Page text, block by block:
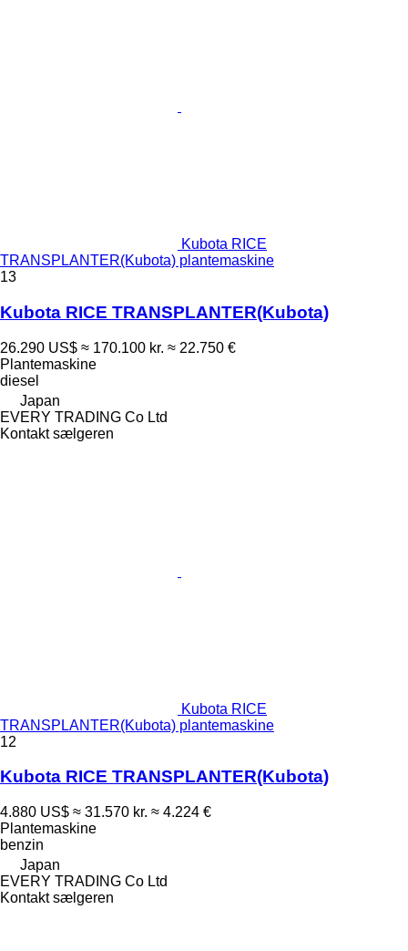
Kubota RICE
TRANSPLANTER(Kubota) plantemaskine
13
Kubota RICE TRANSPLANTER(Kubota)
26.290 US$ ≈ 170.100 kr. ≈ 22.750 €
Plantemaskine
diesel
Japan
EVERY TRADING Co Ltd
Kontakt sælgeren
Kubota RICE
TRANSPLANTER(Kubota) plantemaskine
12
Kubota RICE TRANSPLANTER(Kubota)
4.880 US$ ≈ 31.570 kr. ≈ 4.224 €
Plantemaskine
benzin
Japan
EVERY TRADING Co Ltd
Kontakt sælgeren